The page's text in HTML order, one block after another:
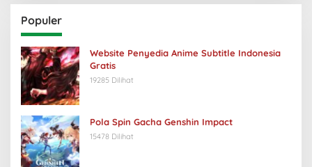
Populer
Website Penyedia Anime Subtitle Indonesia
Gratis
19285 Dilihat
Pola Spin Gacha Genshin Impact
15478 Dilihat